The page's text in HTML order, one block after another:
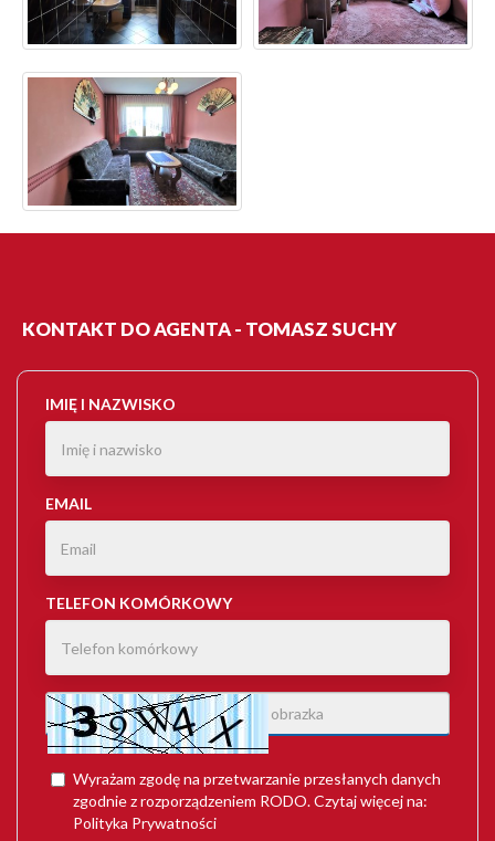
KONTAKT DO AGENTA - TOMASZ SUCHY
IMIĘ I NAZWISKO
EMAIL
TELEFON KOMÓRKOWY
Wyrażam zgodę na przetwarzanie przesłanych danych
zgodnie z rozporządzeniem RODO. Czytaj więcej na:
Polityka Prywatności